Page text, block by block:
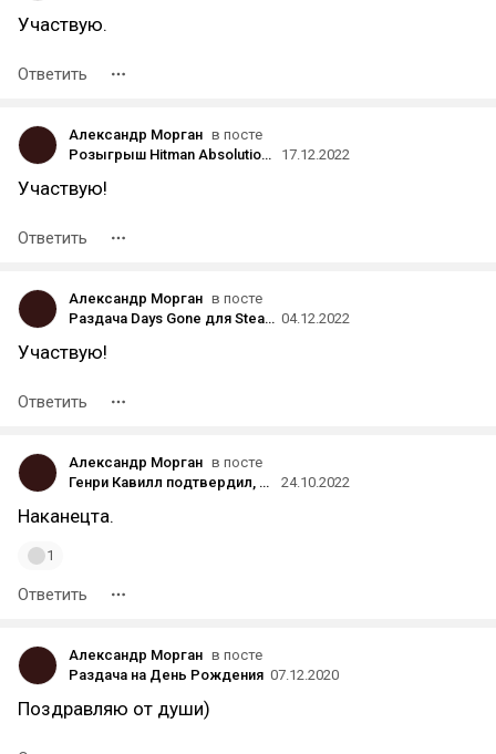
Участвую.
Ответить
Александр Морган в посте
Розыгрыш Hitman Absolution для STEAM (Россия, страны СНГ)(ЗАВЕРШЕНА)
17.12.2022
Участвую!
Ответить
Александр Морган в посте
Раздача Days Gone для Steam [ЗАВЕРШЕНА] 04.12.2022
Участвую!
Ответить
Александр Морган в посте
Генри Кавилл подтвердил, что возвращается к роли Супермена в киновселенной DC
24.10.2022
Наканецта.
1
Ответить
Александр Морган в посте
Раздача на День Рождения 07.12.2020
Поздравляю от души)